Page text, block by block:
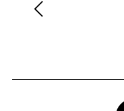
Vorherigen